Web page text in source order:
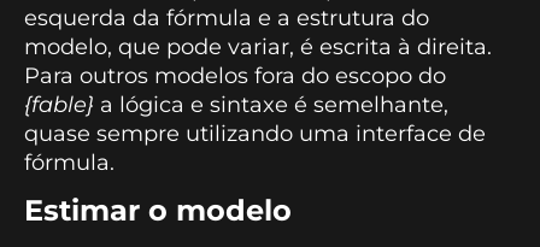
esquerda da fórmula e a estrutura do
modelo, que pode variar, é escrita à direita.
Para outros modelos fora do escopo do
{fable} a lógica e sintaxe é semelhante,
quase sempre utilizando uma interface de
fórmula.
Estimar o modelo